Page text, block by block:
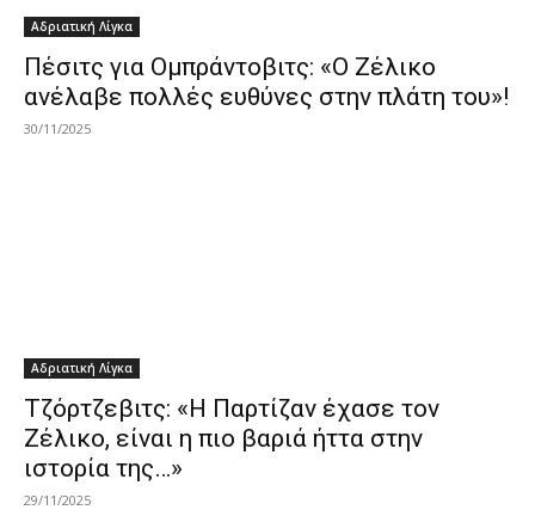
Αδριατική Λίγκα
Πέσιτς για Ομπράντοβιτς: «O Ζέλικο
ανέλαβε πολλές ευθύνες στην πλάτη του»!
30/11/2025
Αδριατική Λίγκα
Τζόρτζεβιτς: «Η Παρτίζαν έχασε τον
Ζέλικο, είναι η πιο βαριά ήττα στην
ιστορία της…»
29/11/2025